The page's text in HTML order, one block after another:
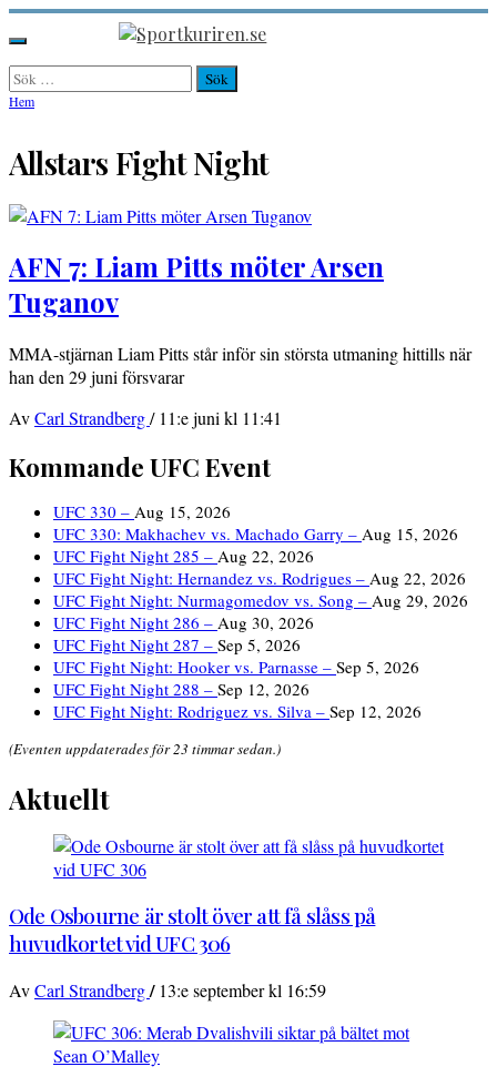
Hoppa
till
innehåll
Sportkuriren.se
Primär
meny
Sök
efter:
Hem
Allstars Fight Night
AFN 7: Liam Pitts möter Arsen
Tuganov
MMA-stjärnan Liam Pitts står inför sin största utmaning hittills när
han den 29 juni försvarar
AvCarl Strandberg/ 11:e juni kl 11:41
Kommande UFC Event
UFC 330 – Aug 15, 2026
UFC 330: Makhachev vs. Machado Garry – Aug 15, 2026
UFC Fight Night 285 – Aug 22, 2026
UFC Fight Night: Hernandez vs. Rodrigues – Aug 22, 2026
UFC Fight Night: Nurmagomedov vs. Song – Aug 29, 2026
UFC Fight Night 286 – Aug 30, 2026
UFC Fight Night 287 – Sep 5, 2026
UFC Fight Night: Hooker vs. Parnasse – Sep 5, 2026
UFC Fight Night 288 – Sep 12, 2026
UFC Fight Night: Rodriguez vs. Silva – Sep 12, 2026
(Eventen uppdaterades för 23 timmar sedan.)
Aktuellt
Ode Osbourne är stolt över att få slåss på
huvudkortet vid UFC 306
AvCarl Strandberg/ 13:e september kl 16:59